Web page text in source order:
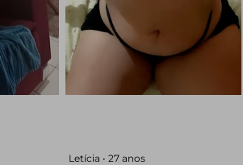
Letícia • 27 anos